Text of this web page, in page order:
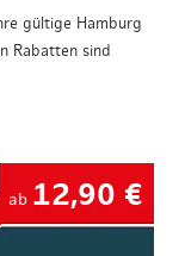
gültige Hamburg
Rabatten sind
ab 12,90 €